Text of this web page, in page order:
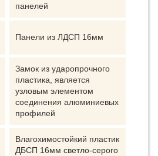
панелей
Панели из ЛДСП 16мм
Замок из ударопрочного
пластика, является
узловым элементом
соединения алюминиевых
профилей
Влагохимостойкий пластик
ДБСП 16мм светло-серого